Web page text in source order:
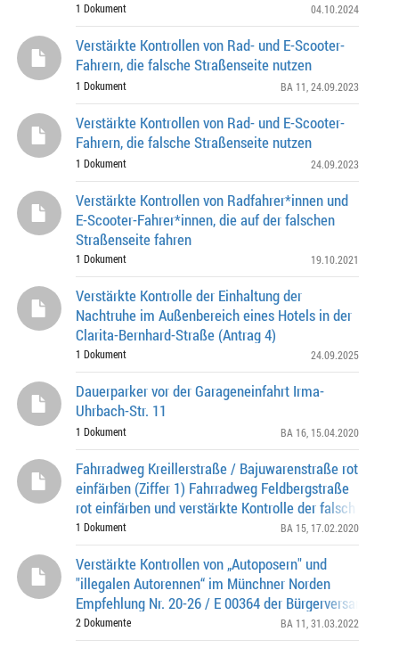
1 Dokument 04.10.2024
Verstärkte Kontrollen von Rad- und E-Scooter-
Fahrern, die falsche Straßenseite nutzen
1 Dokument BA 11 , 24.09.2023
Verstärkte Kontrollen von Rad- und E-Scooter-
Fahrern, die falsche Straßenseite nutzen
1 Dokument 24.09.2023
Verstärkte Kontrollen von Radfahrer*innen und
E-Scooter-Fahrer*innen, die auf der falschen
Straßenseite fahren
1 Dokument 19.10.2021
Verstärkte Kontrolle der Einhaltung der
Nachtruhe im Außenbereich eines Hotels in der
Clarita-Bernhard-Straße (Antrag 4)
1 Dokument 24.09.2025
Dauerparker vor der Garageneinfahrt Irma-
Uhrbach-Str. 11
1 Dokument BA 16 , 15.04.2020
Fahrradweg Kreillerstraße / Bajuwarenstraße rot
einfärben (Ziffer 1) Fahrradweg Feldbergstraße
rot einfärben und verstärkte Kontrolle der falsch
Fahrzeuge an der Bezirkssportanlage (
1 Dokument BA 15 , 17.02.2020
Verstärkte Kontrollen von „Autoposern" und
"illegalen Autorennen“ im Münchner Norden
Empfehlung Nr. 20-26 / E 00364 der
Stadtbezirkes 11 – Milbertshofen-Am Hart am 06.10.2
2 Dokumente BA 11 , 31.03.2022